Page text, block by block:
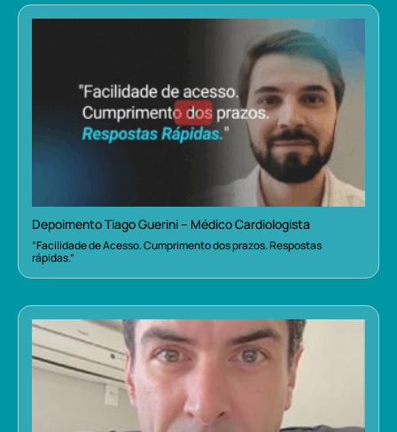
Depoimento Tiago Guerini – Médico Cardiologista
“Facilidade de Acesso. Cumprimento dos prazos. Respostas
rápidas.”